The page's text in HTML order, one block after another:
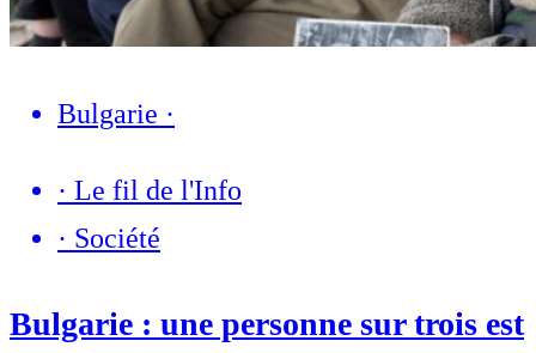
Bulgarie ·
· Le fil de l'Info
· Société
Bulgarie : une personne sur trois est